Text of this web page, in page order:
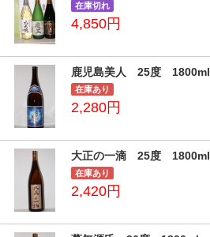
在庫切れ
4,850円
鹿児島美人 25度 1800ml
在庫あり
2,280円
大正の一滴 25度 1800ml
在庫あり
2,420円